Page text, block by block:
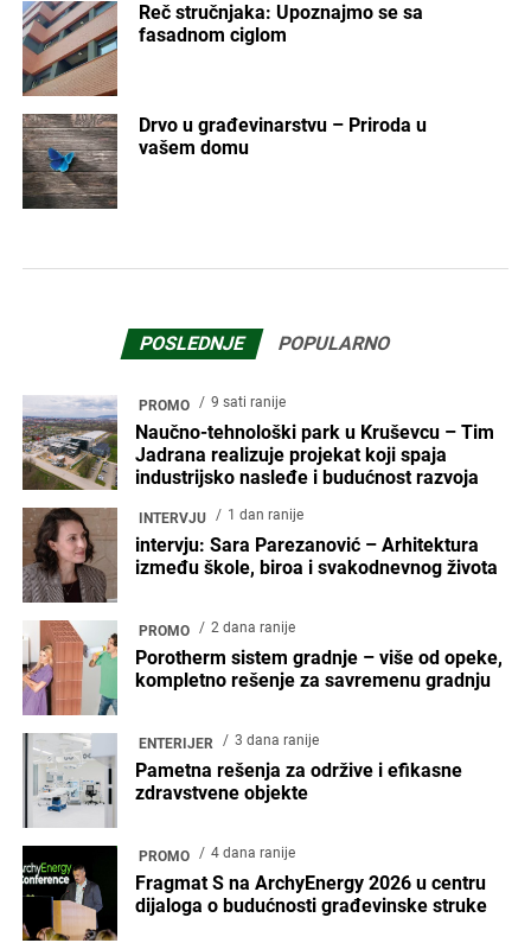
Reč stručnjaka: Upoznajmo se sa
fasadnom ciglom
Drvo u građevinarstvu – Priroda u
vašem domu
POSLEDNJE POPULARNO
PROMO 9 sati ranije
Naučno-tehnološki park u Kruševcu – Tim
Jadrana realizuje projekat koji spaja
industrijsko nasleđe i budućnost razvoja
INTERVJU 1 dan ranije
intervju: Sara Parezanović – Arhitektura
između škole, biroa i svakodnevnog života
PROMO 2 dana ranije
Porotherm sistem gradnje – više od opeke,
kompletno rešenje za savremenu gradnju
ENTERIJER 3 dana ranije
Pametna rešenja za održive i efikasne
zdravstvene objekte
PROMO 4 dana ranije
Fragmat S na ArchyEnergy 2026 u centru
dijaloga o budućnosti građevinske struke